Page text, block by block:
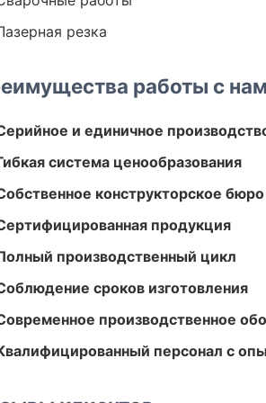
резка
работы с
и единичное
система ценообразования
конструкторское бюро
продукция
производственный цикл
сроков изготовления
производственное
персонал с